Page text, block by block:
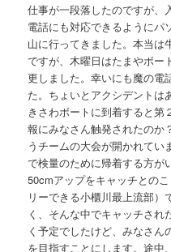
仕事が一段落したのですが、
電話にも対応できるようにパ
山に行ってきました。本当は
ですが、木曜日はたまやボー
更しました。幸いにも魔の電
た。ちょいとアクシデントは
きさわボートに到着すると
報にみなさん触発されたのか
うチームの大会が開かれてい
で検量のために帰着する方が
50cmアップをキャッチとの
リーできる小櫃川最上流部）
く、そんな中でキャッチさ
く予定でしたけど、みなさ
を目指すことにします。途中